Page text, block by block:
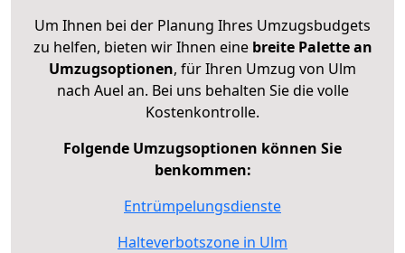
Um Ihnen bei der Planung Ihres Umzugsbudgets
zu helfen, bieten wir Ihnen eine breite Palette an
Umzugsoptionen, für Ihren Umzug von Ulm
nach Auel an. Bei uns behalten Sie die volle
Kostenkontrolle.
Folgende Umzugsoptionen können Sie
benkommen:
Entrümpelungsdienste
Halteverbotszone in Ulm